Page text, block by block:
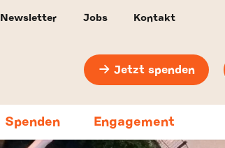
Newsletter Jobs Kontakt
Jetzt spenden
Spenden Engagement